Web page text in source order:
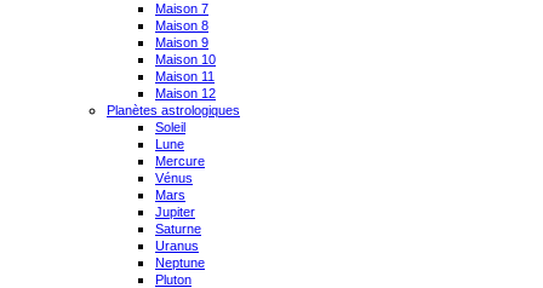
Maison 7
Maison 8
Maison 9
Maison 10
Maison 11
Maison 12
Planètes astrologiques
Soleil
Lune
Mercure
Vénus
Mars
Jupiter
Saturne
Uranus
Neptune
Pluton